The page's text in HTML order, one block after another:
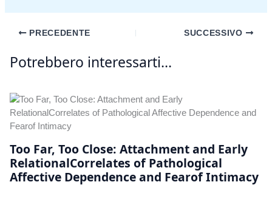
PRECEDENTE SUCCESSIVO
Potrebbero interessarti...
Too Far, Too Close: Attachment and Early
RelationalCorrelates of Pathological
Affective Dependence and Fearof Intimacy